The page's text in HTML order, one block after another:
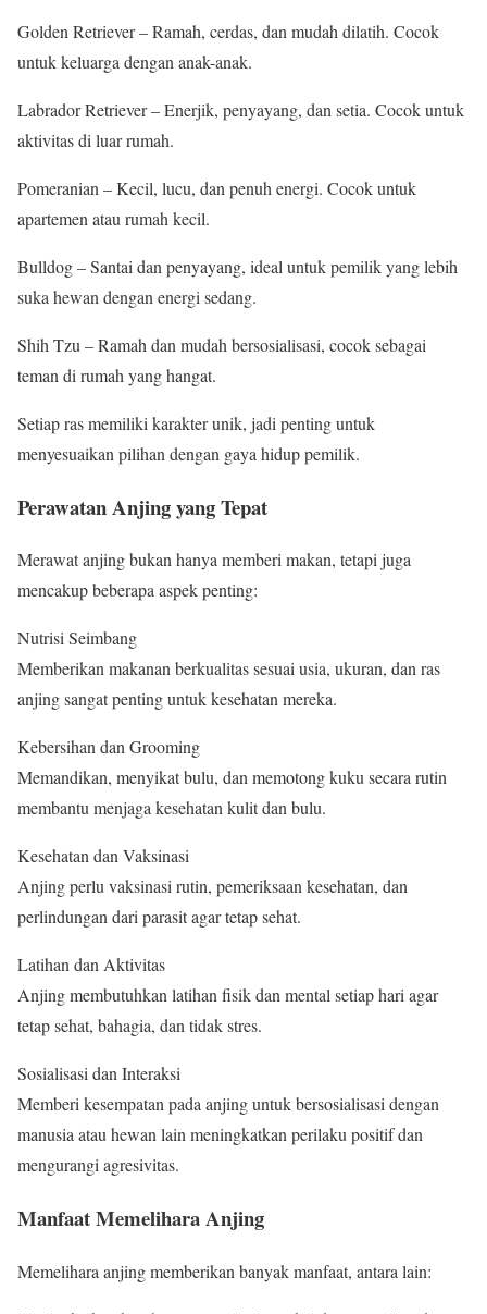
Golden Retriever – Ramah, cerdas, dan mudah dilatih. Cocok
untuk keluarga dengan anak-anak.
Labrador Retriever – Enerjik, penyayang, dan setia. Cocok untuk
aktivitas di luar rumah.
Pomeranian – Kecil, lucu, dan penuh energi. Cocok untuk
apartemen atau rumah kecil.
Bulldog – Santai dan penyayang, ideal untuk pemilik yang lebih
suka hewan dengan energi sedang.
Shih Tzu – Ramah dan mudah bersosialisasi, cocok sebagai
teman di rumah yang hangat.
Setiap ras memiliki karakter unik, jadi penting untuk
menyesuaikan pilihan dengan gaya hidup pemilik.
Perawatan Anjing yang Tepat
Merawat anjing bukan hanya memberi makan, tetapi juga
mencakup beberapa aspek penting:
Nutrisi Seimbang
Memberikan makanan berkualitas sesuai usia, ukuran, dan ras
anjing sangat penting untuk kesehatan mereka.
Kebersihan dan Grooming
Memandikan, menyikat bulu, dan memotong kuku secara rutin
membantu menjaga kesehatan kulit dan bulu.
Kesehatan dan Vaksinasi
Anjing perlu vaksinasi rutin, pemeriksaan kesehatan, dan
perlindungan dari parasit agar tetap sehat.
Latihan dan Aktivitas
Anjing membutuhkan latihan fisik dan mental setiap hari agar
tetap sehat, bahagia, dan tidak stres.
Sosialisasi dan Interaksi
Memberi kesempatan pada anjing untuk bersosialisasi dengan
manusia atau hewan lain meningkatkan perilaku positif dan
mengurangi agresivitas.
Manfaat Memelihara Anjing
Memelihara anjing memberikan banyak manfaat, antara lain: